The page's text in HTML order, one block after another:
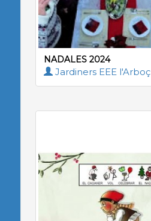
NADALES 2024
Jardiners EEE l'Arboç